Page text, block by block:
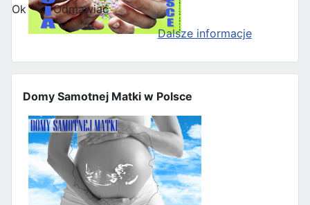
Domy Samotnej Matki w Polsce
Ok
Odmawiać
Dalsze informacje